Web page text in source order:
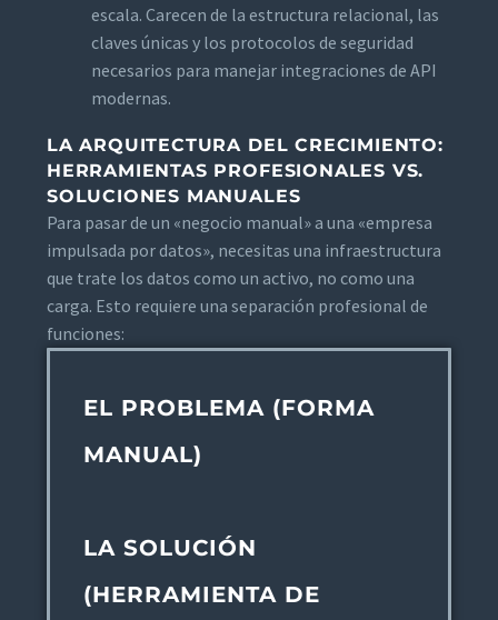
escala. Carecen de la estructura relacional, las
claves únicas y los protocolos de seguridad
necesarios para manejar integraciones de API
modernas.
LA ARQUITECTURA DEL CRECIMIENTO:
HERRAMIENTAS PROFESIONALES VS.
SOLUCIONES MANUALES
Para pasar de un «negocio manual» a una «empresa
impulsada por datos», necesitas una infraestructura
que trate los datos como un activo, no como una
carga. Esto requiere una separación profesional de
funciones:
EL PROBLEMA (FORMA
MANUAL)
LA SOLUCIÓN
(HERRAMIENTA DE